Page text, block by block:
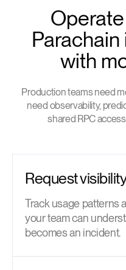
with
Production teams need
need observability,
shared RPC
Request visibility
Track usage patterns
your team can
becomes an incident.